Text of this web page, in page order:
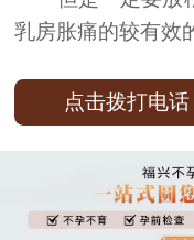
乳房胀痛的较有效
点击拨打电话